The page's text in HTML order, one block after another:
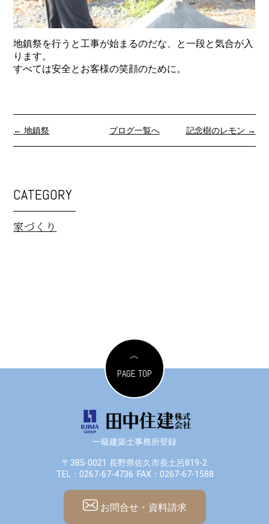
地鎮祭を行うと工事が始まるのだな、と一段と気合が入
ります。
すべては安全とお客様の笑顔のために。
← 地鎮祭 ブログ一覧へ 記念樹のレモン →
CATEGORY
家づくり
PAGE TOP
一級建築士事務所登録
〒385-0021 長野県佐久市長土呂819-2
TEL：0267-67-4736 FAX：0267-67-1588
お問合せ・資料請求